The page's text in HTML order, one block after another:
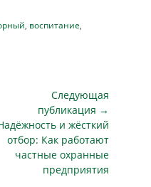
, воспитание,
Следующая
публикация →
и жёсткий
отбор: Как работают
частные охранные
предприятия